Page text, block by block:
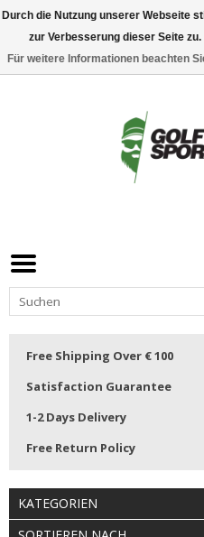
Free Shipping Over € 100
Satisfaction Guarantee
1-2 Days Delivery
Free Return Policy
KATEGORIEN
Durch die Nutzung unserer Webseite
zur Verbesserung dieser Seite zu.
Für weitere Informationen beachten